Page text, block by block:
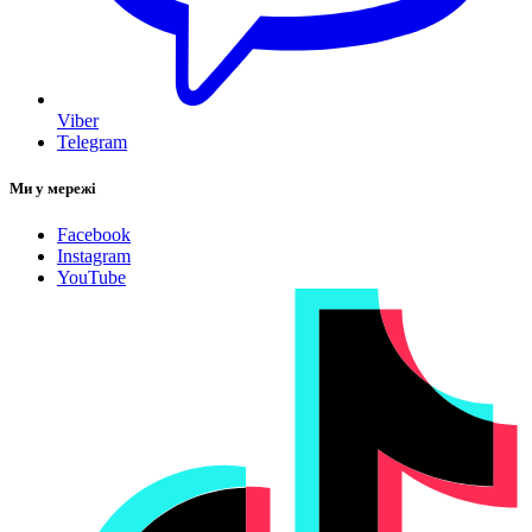
Viber
Telegram
Ми у мережі
Facebook
Instagram
YouTube